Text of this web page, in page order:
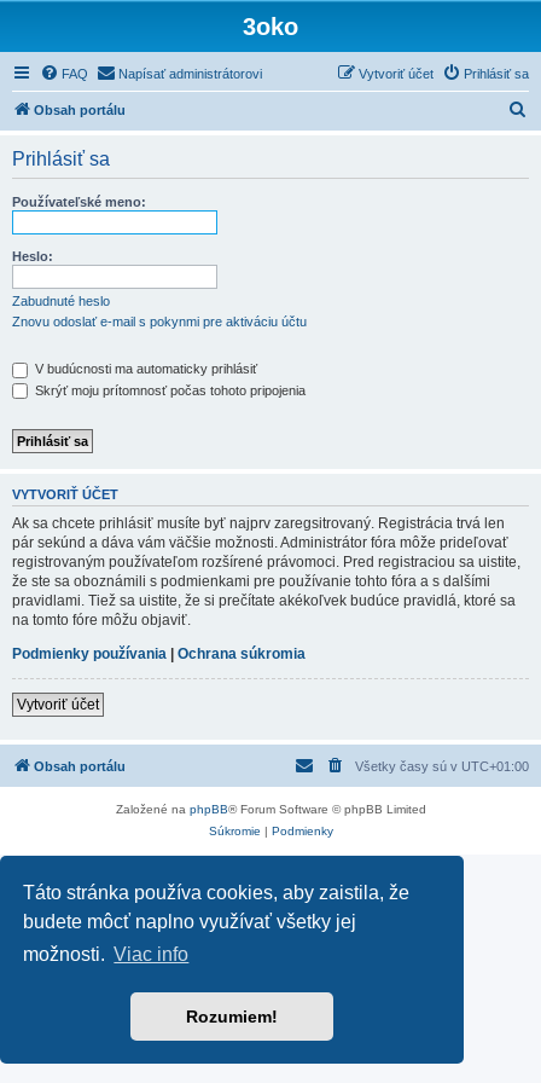
Táto stránka používa cookies, aby zaistila, že
budete môcť naplno využívať všetky jej
možnosti. Viac info
Rozumiem!
3oko
FAQ Napísať administrátorovi Prihlásiť sa
Vytvoriť účet
Obsah portálu
Prihlásiť sa
Používateľské meno:
Heslo:
Zabudnuté heslo
Znovu odoslať e-mail s pokynmi pre aktiváciu účtu
V budúcnosti ma automaticky prihlásiť
Skrýť moju prítomnosť počas tohoto pripojenia
VYTVORIŤ ÚČET
Ak sa chcete prihlásiť musíte byť najprv zaregsitrovaný. Registrácia trvá len
pár sekúnd a dáva vám väčšie možnosti. Administrátor fóra môže prideľovať
registrovaným používateľom rozšírené právomoci. Pred registraciou sa uistite,
že ste sa oboznámili s podmienkami pre používanie tohto fóra a s dalšími
pravidlami. Tiež sa uistite, že si prečítate akékoľvek budúce pravidlá, ktoré sa
na tomto fóre môžu objaviť.
Podmienky používania | Ochrana súkromia
Vytvoriť účet
Obsah portálu Všetky časy sú v UTC+01:00
Založené na phpBB® Forum Software © phpBB Limited
Súkromie | Podmienky